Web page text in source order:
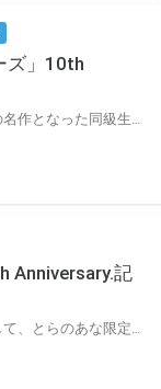
ズ」10th
Anniversary.記